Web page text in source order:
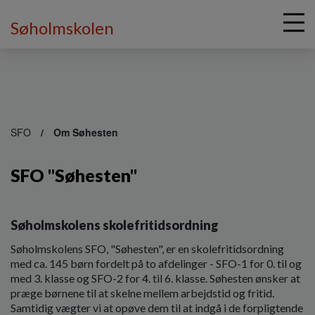
Søholmskolen
SFO Om Søhesten
SFO "Søhesten"
Søholmskolens skolefritidsordning
Søholmskolens SFO, "Søhesten", er en skolefritidsordning
med ca. 145 børn fordelt på to afdelinger - SFO-1 for 0. til og
med 3. klasse og SFO-2 for 4. til 6. klasse. Søhesten ønsker at
præge børnene til at skelne mellem arbejdstid og fritid.
Samtidig vægter vi at opøve dem til at indgå i de forpligtende